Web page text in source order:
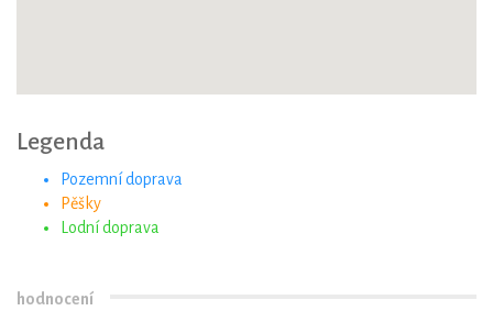
Legenda
Pozemní doprava
Pěšky
Lodní doprava
hodnocení